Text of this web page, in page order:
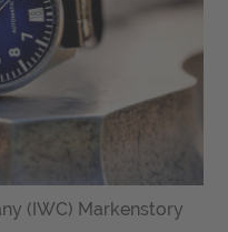
(IWC) Markenstory